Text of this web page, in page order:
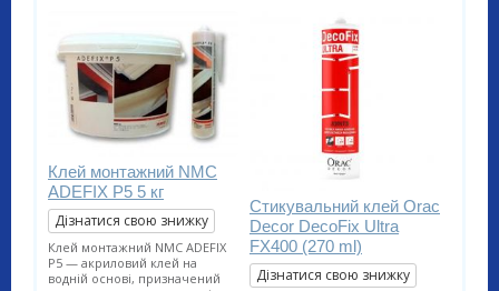
Витрата тюбика на 10-12
метрів погонних.
Клей монтажний NMC
ADEFIX P5 5 кг
Дізнатися свою знижку
Клей монтажний NMC ADEFIX
P5 — акриловий клей на
водній основі, призначений
Стикувальний клей Orac
Decor DecoFix Ultra
FX400 (270 ml)
Дізнатися свою знижку